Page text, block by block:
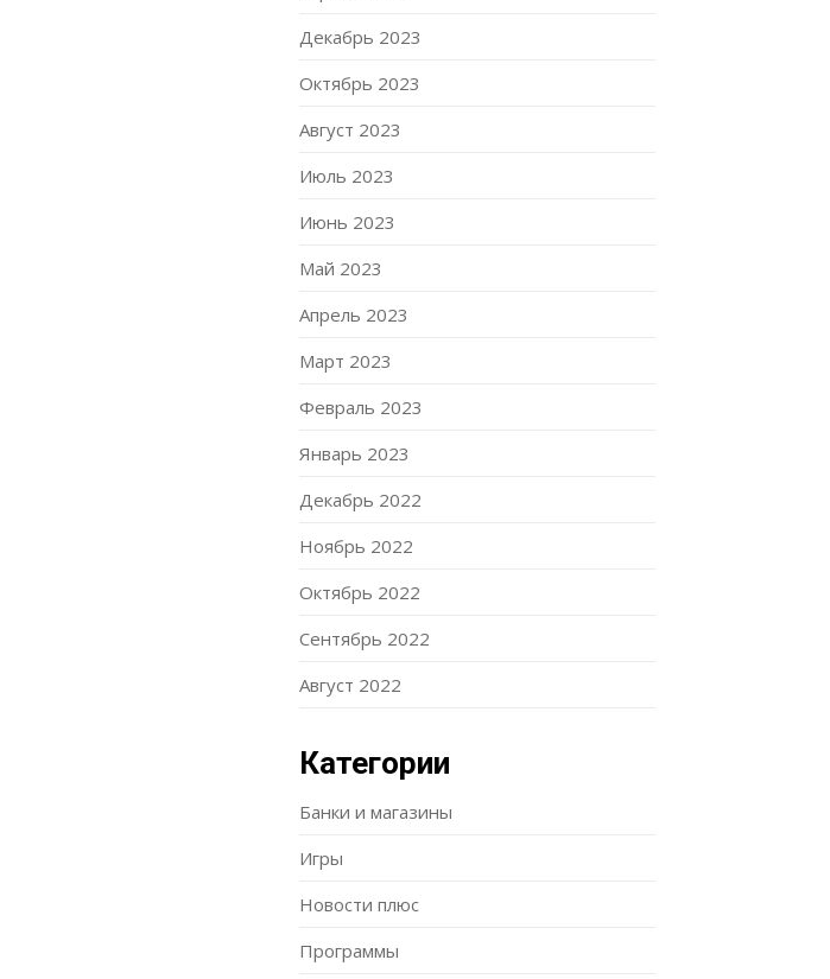
Декабрь 2023
Октябрь 2023
Август 2023
Июль 2023
Июнь 2023
Май 2023
Апрель 2023
Март 2023
Февраль 2023
Январь 2023
Декабрь 2022
Ноябрь 2022
Октябрь 2022
Сентябрь 2022
Август 2022
Категории
Банки и магазины
Игры
Новости плюс
Программы